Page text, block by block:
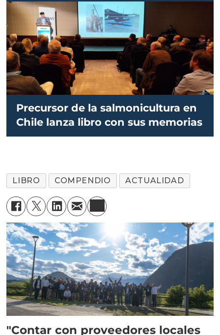
Precursor de la salmonicultura en
Chile lanza libro con sus memorias
LIBRO COMPENDIO ACTUALIDAD
"Contar con proveedores locales